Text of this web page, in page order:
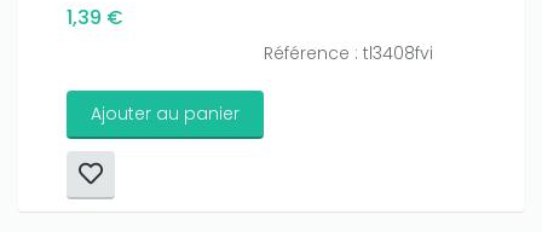
1,39 €
Référence : tl3408fvi
Ajouter au panier